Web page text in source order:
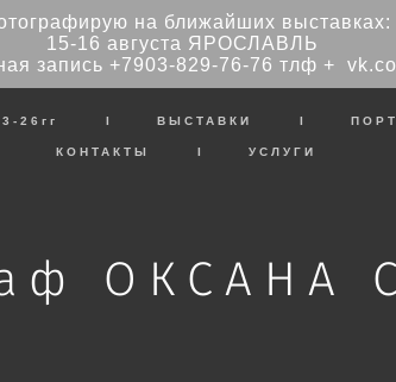
на ближайших выставках:
15-16 августа ЯРОСЛАВЛЬ
запись +7903-829-76-76 тлф +
26гг I ВЫСТАВКИ I
КОНТАКТЫ I УСЛУГИ
ОКСАНА